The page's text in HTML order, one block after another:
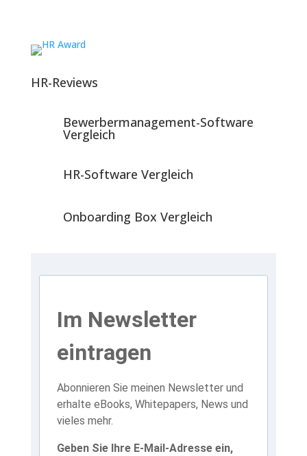
HR-Reviews
Bewerbermanagement-Software
Vergleich
HR-Software Vergleich
Onboarding Box Vergleich
Im Newsletter
eintragen
Abonnieren Sie meinen Newsletter und
erhalte eBooks, Whitepapers, News und
vieles mehr.
Geben Sie Ihre E-Mail-Adresse ein,